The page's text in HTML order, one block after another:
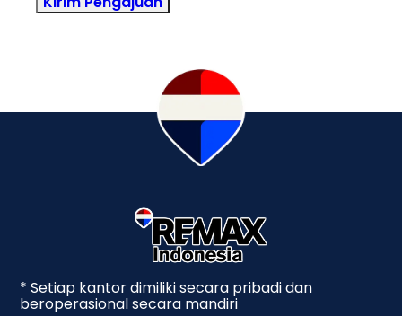
* Setiap kantor dimiliki secara pribadi dan
beroperasional secara mandiri